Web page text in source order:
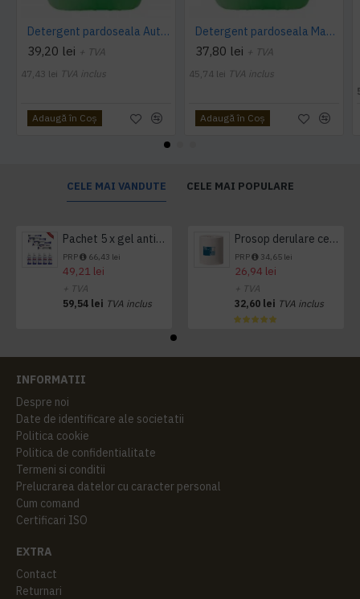
Detergent pardoseala Automat premium AQAS
39,20 lei + TVA
47,43 lei TVA inclus
Adaugă în Coş
Detergent pardoseala Manual premium 5L Canistra AQAS
37,80 lei + TVA
45,74 lei TVA inclus
Adaugă în Coş
CELE MAI VANDUTE CELE MAI POPULARE
Pachet 5 x gel antibacterian 50ml si 3 x Servetele antibacteriene 48 buc Hygienium
PRP 66,43 lei
49,21 lei
+ TVA
59,54 lei TVA inclus
Prosop derulare centrala 1 pliu, 300 m Tork
PRP 34,65 lei
26,94 lei
+ TVA
32,60 lei TVA inclus
INFORMATII
Despre noi
Date de identificare ale societatii
Politica cookie
Politica de confidentialitate
Termeni si conditii
Prelucrarea datelor cu caracter personal
Cum comand
Certificari ISO
EXTRA
Contact
Returnari